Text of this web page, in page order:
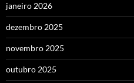
janeiro 2026
dezembro 2025
novembro 2025
outubro 2025